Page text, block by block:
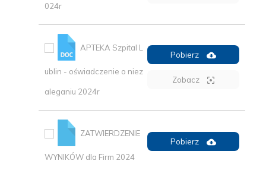
024r
APTEKA Szpital L
ublin - oświadczenie o niez
aleganiu 2024r
Pobierz
Zobacz
ZATWIERDZENIE
WYNIKÓW dla Firm 2024
Pobierz